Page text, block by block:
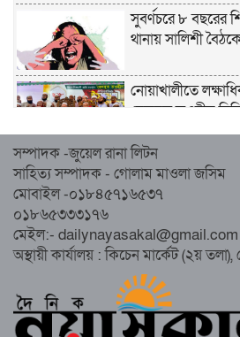
সুবর্ণচরে ৮ বছরের
থানায় সালিশী
নোয়াখালীতে
হেজবুত তওহীদ
নোয়াখালীতে
সম্পন্ন, অংশ নেবেন
নোয়াখালীতে
জুলাই’ মিছিল
সুবর্ণচরে মায়ের
চেয়ারম্যান গ্রেপ্তার
সম্পাদক -জুয়েল রানা লিটন
সাহিত্য সম্পাদক - গোলাম মাওলা জসিম
মোবাইল -০১৮৪৫৭১৬৫৩৭
০১৮৬৫৩৩৩১৭৬
মেইল:- dailynayasakal@gmail.com
অস্থায়ী কার্যালয় : কিচেন মার্কেট (২য়